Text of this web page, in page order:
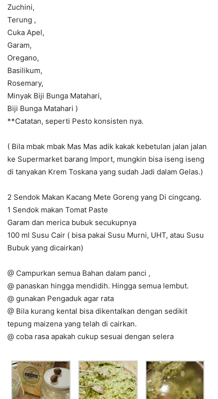
Zuchini,
Terung ,
Cuka Apel,
Garam,
Oregano,
Basilikum,
Rosemary,
Minyak Biji Bunga Matahari,
Biji Bunga Matahari )
**Catatan, seperti Pesto konsisten nya.
( Bila mbak mbak Mas Mas adik kakak kebetulan jalan jalan
ke Supermarket barang Import, mungkin bisa iseng iseng
di tanyakan Krem Toskana yang sudah Jadi dalam Gelas.)
2 Sendok Makan Kacang Mete Goreng yang Di cingcang.
1 Sendok makan Tomat Paste
Garam dan merica bubuk secukupnya
100 ml Susu Cair ( bisa pakai Susu Murni, UHT, atau Susu
Bubuk yang dicairkan)
@ Campurkan semua Bahan dalam panci ,
@ panaskan hingga mendidih. Hingga semua lembut.
@ gunakan Pengaduk agar rata
@ Bila kurang kental bisa dikentalkan dengan sedikit
tepung maizena yang telah di cairkan.
@ coba rasa apakah cukup sesuai dengan selera